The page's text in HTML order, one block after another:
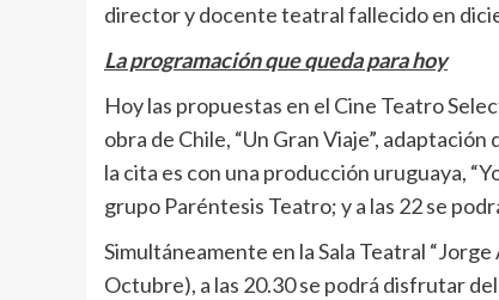
director y docente teatral fallecido en
La programación que queda para hoy
Hoy las propuestas en el Cine Teatro
obra de Chile, “Un Gran Viaje”, adaptación
la cita es con una producción uruguaya,
grupo Paréntesis Teatro; y a las 22 se
Simultáneamente en la Sala Teatral
Octubre), a las 20.30 se podrá disfrutar